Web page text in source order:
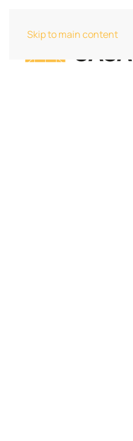
Skip to main content